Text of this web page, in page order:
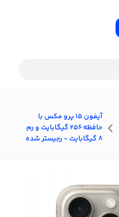
آیفون ۱۵ پرو مکس با
حافظه ۲۵۶ گیگابایت و رم
۸ گیگابایت - رجیستر شده